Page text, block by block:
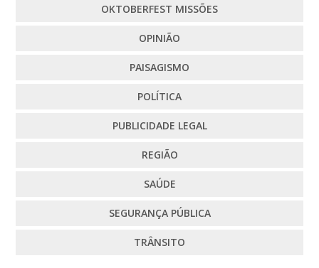
OKTOBERFEST MISSÕES
OPINIÃO
PAISAGISMO
POLÍTICA
PUBLICIDADE LEGAL
REGIÃO
SAÚDE
SEGURANÇA PÚBLICA
TRÂNSITO